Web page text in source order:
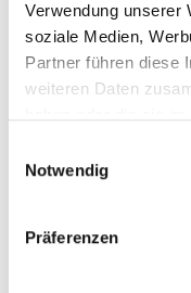
Verwendung unserer
soziale Medien,
Partner führen diese
weiteren Daten
Notwendig
Präferenzen
Bereit für Ihren
Lassen Sie uns in